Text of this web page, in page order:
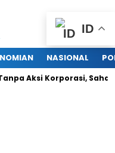
NASIONAL
Aksi Korporasi, Saham
ID